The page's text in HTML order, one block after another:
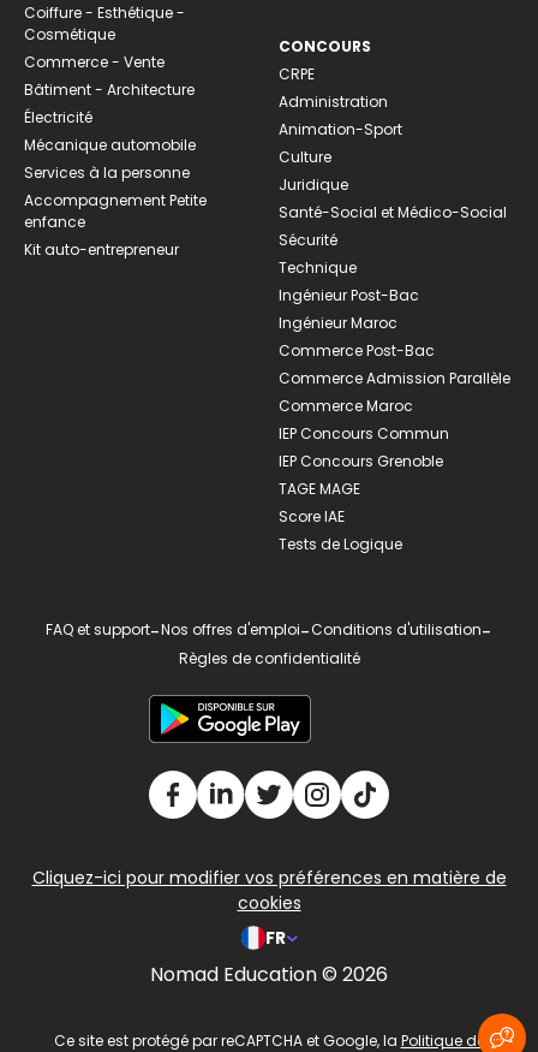
Coiffure - Esthétique -
Cosmétique
Commerce - Vente
Bâtiment - Architecture
Électricité
Mécanique automobile
Services à la personne
Accompagnement Petite
enfance
Kit auto-entrepreneur
CONCOURS
CRPE
Administration
Animation-Sport
Culture
Juridique
Santé-Social et Médico-Social
Sécurité
Technique
Ingénieur Post-Bac
Ingénieur Maroc
Commerce Post-Bac
Commerce Admission Parallèle
Commerce Maroc
IEP Concours Commun
IEP Concours Grenoble
TAGE MAGE
Score IAE
Tests de Logique
FAQ et support-Nos offres d'emploi-Conditions d'utilisation-
Règles de confidentialité
Cliquez-ici pour modifier vos préférences en matière de
cookies
FR
Nomad Education © 2026
Ce site est protégé par reCAPTCHA et Google, la Politique de